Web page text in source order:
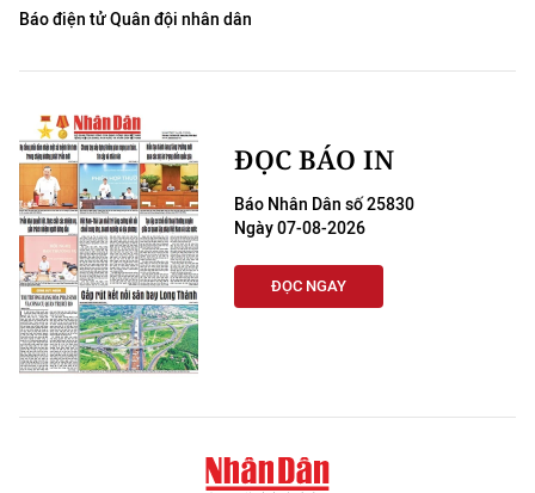
Đồng bằng sông Hồng
Bắc Trung Bộ
Duyên hải Nam Trung Bộ và Tây
Nguyên
Đông Nam Bộ
Báo điện tử Quân đội nhân dân
ĐỌC BÁO IN
Báo Nhân Dân số 25830
Ngày 07-08-2026
ĐỌC NGAY